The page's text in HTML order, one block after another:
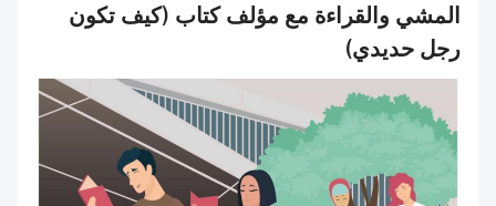
المشي والقراءة مع مؤلف كتاب (كيف تكون
رجل حديدي)